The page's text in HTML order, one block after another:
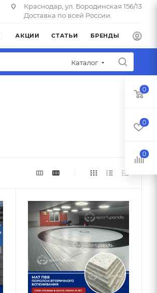
Краснодар, ул. Бородинская 156/13
Доставка по всей России.
АКЦИИ СТАТЬИ БРЕНДЫ
Каталог
0
0
0